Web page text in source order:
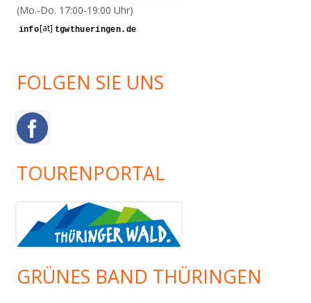
(Mo.-Do. 17:00-19:00 Uhr)
[at]
FOLGEN SIE UNS
TOURENPORTAL
GRÜNES BAND THÜRINGEN